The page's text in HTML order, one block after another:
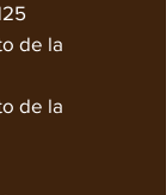
de la
de la